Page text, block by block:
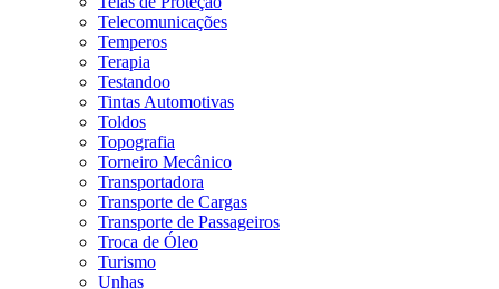
Telecomunicações
Temperos
Terapia
Testandoo
Tintas Automotivas
Toldos
Topografia
Torneiro Mecânico
Transportadora
Transporte de Cargas
Transporte de Passageiros
Troca de Óleo
Turismo
Unhas